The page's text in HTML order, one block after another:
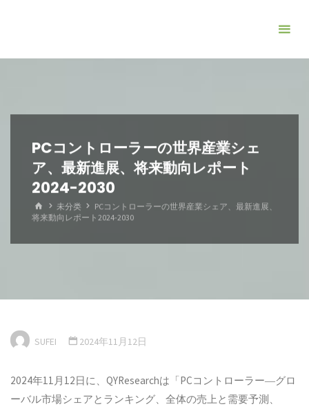
PCコントローラーの世界産業シェ
ア、最新進展、将来動向レポート
2024-2030
ホ
ー
未分类
PCコントローラーの世界産業シェア、最新進展、
将来動向レポート2024-2030
SUFEI 2024年11月12日
2024年11月12日に、QYResearchは「PCコントローラー―グロ
ーバル市場シェアとランキング、全体の売上と需要予測、